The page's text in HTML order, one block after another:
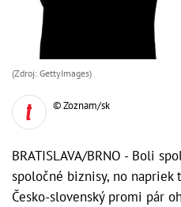
(Zdroj: GettyImages)
© Zoznam/sk
BRATISLAVA/BRNO - Boli
spoločné biznisy, no
Česko-slovenský promi pár